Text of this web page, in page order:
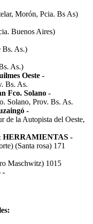
Morón, Pcia. Bs As)
Buenos Aires)
Bs. As.)
As.)
Oeste -
Bs. As.
Fco. Solano -
Solano, Prov. Bs. As.
-
de la Autopista del Oeste,
HERRAMIENTAS -
(Santa rosa) 171
Maschwitz) 1015
-